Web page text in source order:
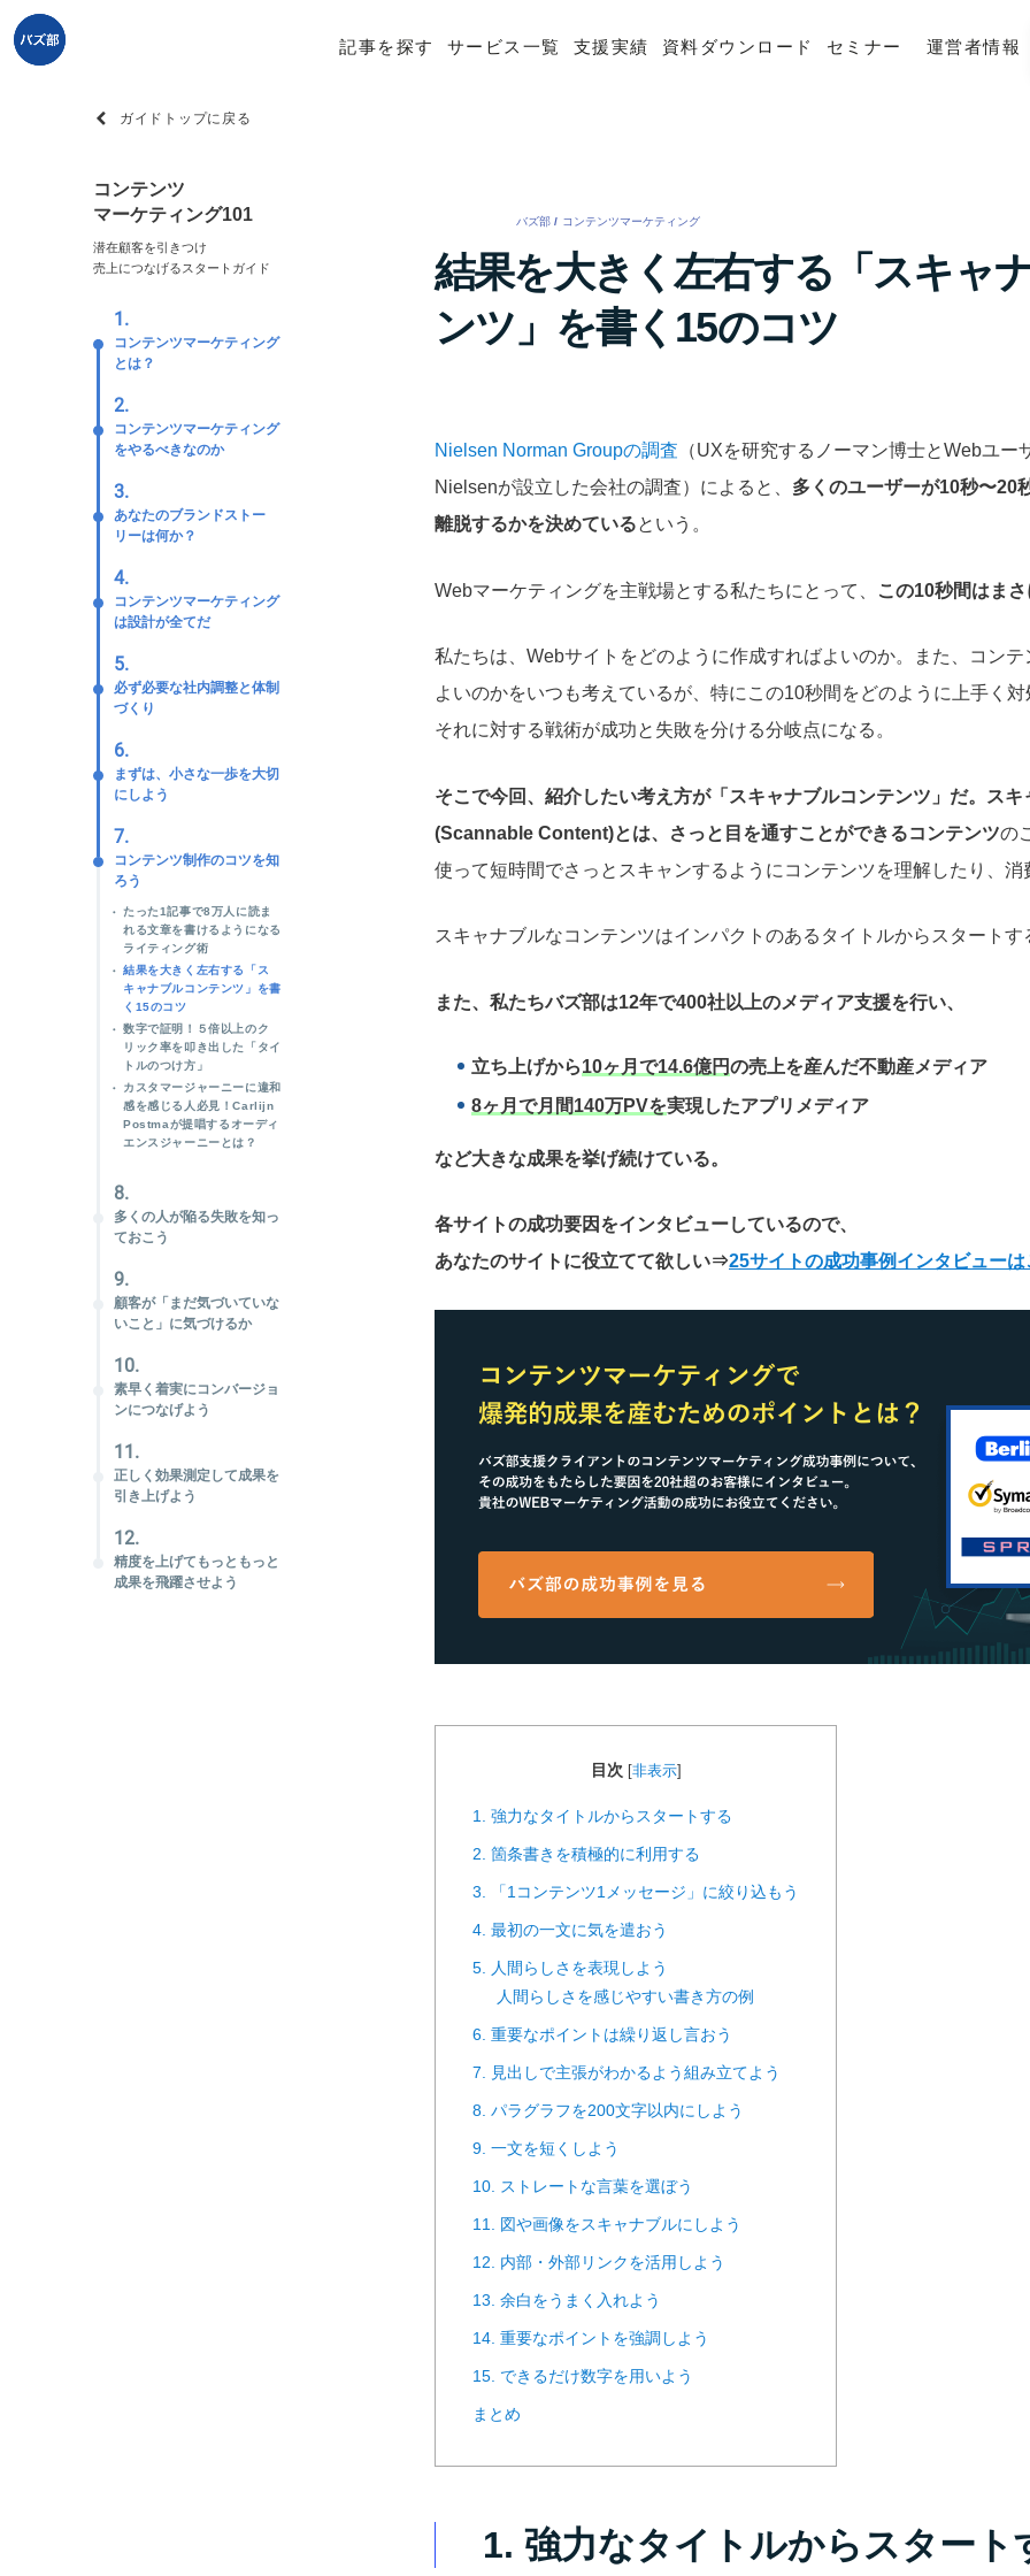
記事を探す サービス一覧 支援実績 資料ダウンロード セミナー 運営者情報
ガイドトップに戻る
コンテンツ
マーケティング101
潜在顧客を引きつけ
売上につなげるスタートガイド
1.
コンテンツマーケティング
とは？
2.
コンテンツマーケティング
をやるべきなのか
3.
あなたのブランドストー
リーは何か？
4.
コンテンツマーケティング
は設計が全てだ
5.
必ず必要な社内調整と体制
づくり
6.
まずは、小さな一歩を大切
にしよう
7.
コンテンツ制作のコツを知
ろう
たった1記事で8万人に読ま
れる文章を書けるようになる
ライティング術
結果を大きく左右する「ス
キャナブルコンテンツ」を書
く15のコツ
数字で証明！５倍以上のク
リック率を叩き出した「タイ
トルのつけ方」
カスタマージャーニーに違和
感を感じる人必見！Carlijn
Postmaが提唱するオーディ
エンスジャーニーとは？
8.
多くの人が陥る失敗を知っ
ておこう
9.
顧客が「まだ気づいていな
いこと」に気づけるか
10.
素早く着実にコンバージョ
ンにつなげよう
11.
正しく効果測定して成果を
引き上げよう
12.
精度を上げてもっともっと
成果を飛躍させよう
バズ部 / コンテンツマーケティング
結果を大きく左右する「スキャ
ンツ」を書く15のコツ
Nielsen Norman Groupの調査 （UXを研究するノーマン博士とWebユ
Nielsenが設立した会社の調査）によると、 多くのユーザーが10秒〜20
離脱するかを決めているという。
Webマーケティングを主戦場とする私たちにとって、 この10秒間はま
私たちは、Webサイトをどのように作成すればよいのか。また、コン
よいのかをいつも考えているが、特にこの10秒間をどのように上手く
それに対する戦術が成功と失敗を分ける分岐点になる。
そこで今回、紹介したい考え方が「スキャナブルコンテンツ」だ。ス
(Scannable Content)とは、
さっと目を通すことができるコンテンツの
使って短時間でさっとスキャンするようにコンテンツを理解したり、
スキャナブルなコンテンツはインパクトのあるタイトルからスタート
また、私たちバズ部は12年で400社以上のメディア支援を行い、
立ち上げから10ヶ月で14.6億円の売上を産んだ不動産メディア
8ヶ月で月間140万PVを実現したアプリメディア
など大きな成果を挙げ続けている。
各サイトの成功要因をインタビューしているので、
あなたのサイトに役立てて欲しい⇒25サイトの成功事例インタビューは
目次 非表示]
1. 強力なタイトルからスタートする
2. 箇条書きを積極的に利用する
3. 「1コンテンツ1メッセージ」に絞り込もう
4. 最初の一文に気を遣おう
5. 人間らしさを表現しよう
人間らしさを感じやすい書き方の例
6. 重要なポイントは繰り返し言おう
7. 見出しで主張がわかるよう組み立てよう
8. パラグラフを200文字以内にしよう
9. 一文を短くしよう
10. ストレートな言葉を選ぼう
11. 図や画像をスキャナブルにしよう
12. 内部・外部リンクを活用しよう
13. 余白をうまく入れよう
14. 重要なポイントを強調しよう
15. できるだけ数字を用いよう
まとめ
1. 強力なタイトルからスタート